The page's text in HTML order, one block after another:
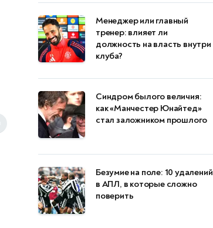
Менеджер или главный
тренер: влияет ли
должность на власть внутри
клуба?
Синдром былого величия:
как «Манчестер Юнайтед»
стал заложником прошлого
Безумие на поле: 10 удалений
в АПЛ, в которые сложно
поверить